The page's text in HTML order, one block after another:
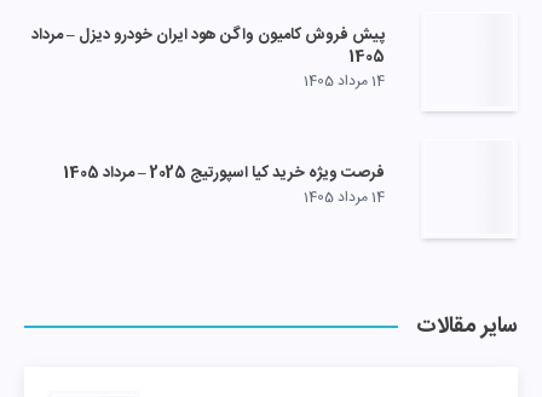
پیش فروش کامیون واگن هود ایران خودرو دیزل – مرداد
1405
14 مرداد 1405
فرصت ویژه خرید کیا اسپورتیج 2025 – مرداد 1405
14 مرداد 1405
سایر مقالات